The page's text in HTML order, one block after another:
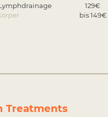
Lymphdrainage 129€
/ Körper bis 149€
Treatments